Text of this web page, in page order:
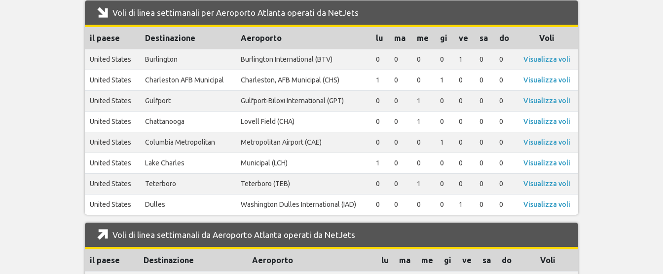
Voli di linea settimanali per Aeroporto Atlanta operati da NetJets
il paese Destinazione Aeroporto lu ma me gi ve sa do Voli
United States Burlington Burlington International (BTV) 0 0 0 0 1 0 0 Visualizza voli
United States Charleston AFB Municipal Charleston, AFB Municipal (CHS) 1 0 0 1 0 0 0 Visualizza voli
United States Gulfport Gulfport-Biloxi International (GPT) 0 0 1 0 0 0 0 Visualizza voli
United States Chattanooga Lovell Field (CHA) 0 0 1 0 0 0 0 Visualizza voli
United States Columbia Metropolitan Metropolitan Airport (CAE) 0 0 0 1 0 0 0 Visualizza voli
United States Lake Charles Municipal (LCH) 1 0 0 0 0 0 0 Visualizza voli
United States Teterboro Teterboro (TEB) 0 0 1 0 0 0 0 Visualizza voli
United States Dulles Washington Dulles International (IAD) 0 0 0 0 1 0 0 Visualizza voli
Voli di linea settimanali da Aeroporto Atlanta operati da NetJets
il paese Destinazione Aeroporto lu ma me gi ve sa do Voli